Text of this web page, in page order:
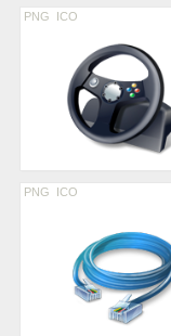
PNG ICO
PNG ICO